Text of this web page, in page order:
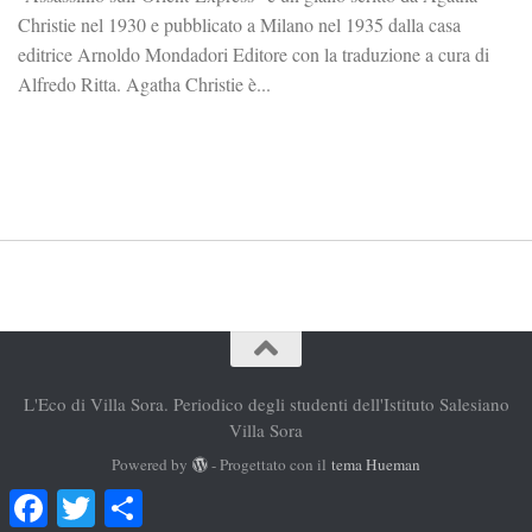
Christie nel 1930 e pubblicato a Milano nel 1935 dalla casa
editrice Arnoldo Mondadori Editore con la traduzione a cura di
Alfredo Ritta. Agatha Christie è...
L'Eco di Villa Sora. Periodico degli studenti dell'Istituto Salesiano
Villa Sora
Powered by - Progettato con iltema Hueman
FacebookTwitter